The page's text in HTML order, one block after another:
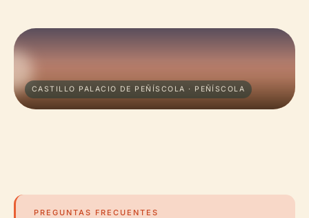
CASTILLO PALACIO DE PEÑÍSCOLA · PEÑÍSCOLA
PREGUNTAS FRECUENTES